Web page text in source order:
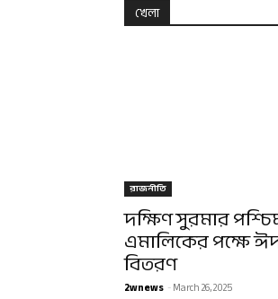
খেলা
রাজনীতি
দক্ষিণ সুরমার
এমালিকের পক্ষে
বিতরণ
2wnews -March 26, 2025